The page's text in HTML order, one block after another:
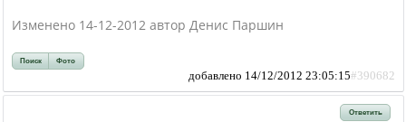
Изменено 14-12-2012 автор Денис Паршин
Поиск Фото
добавлено 14/12/2012 23:05:15#390682
Ответить